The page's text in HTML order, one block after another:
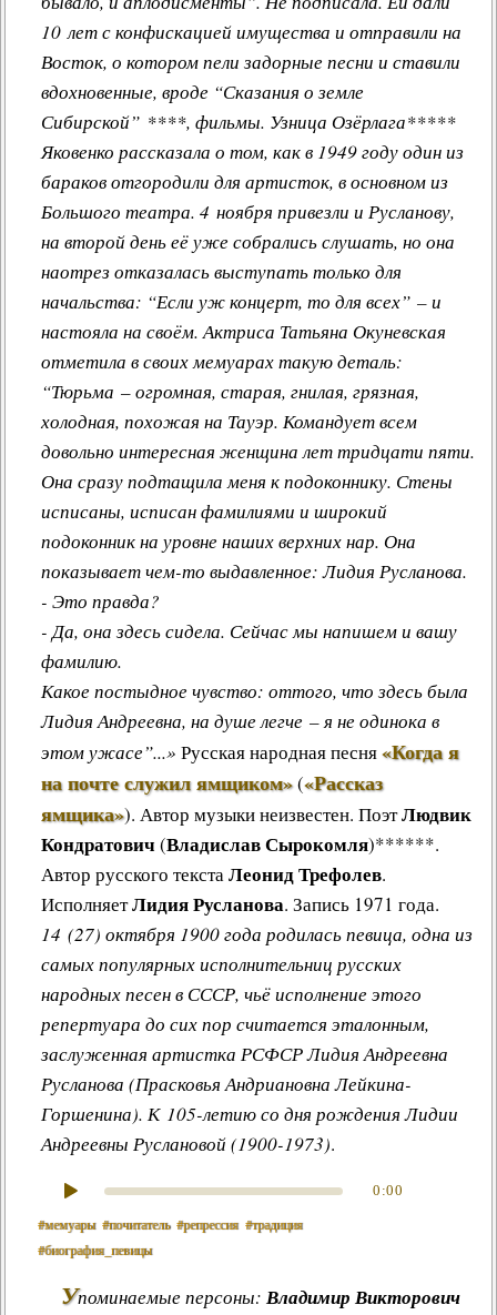
10 лет с конфискацией имущества и отправили на
Восток, о котором пели задорные песни и ставили
вдохновенные, вроде “Сказания о земле
Сибирской” ****, фильмы. Узница Озёрлага*****
Яковенко рассказала о том, как в 1949 году один из
бараков отгородили для артисток, в основном из
Большого театра. 4 ноября привезли и Русланову,
на второй день её уже собрались слушать, но она
наотрез отказалась выступать только для
начальства: “Если уж концерт, то для всех” – и
настояла на своём. Актриса Татьяна Окуневская
отметила в своих мемуарах такую деталь:
“Тюрьма – огромная, старая, гнилая, грязная,
холодная, похожая на Тауэр. Командует всем
довольно интересная женщина лет тридцати пяти.
Она сразу подтащила меня к подоконнику. Стены
исписаны, исписан фамилиями и широкий
подоконник на уровне наших верхних нар. Она
показывает чем-то выдавленное: Лидия Русланова.
- Это правда?
- Да, она здесь сидела. Сейчас мы напишем и вашу
фамилию.
Какое постыдное чувство: оттого, что здесь была
Лидия Андреевна, на душе легче – я не одинока в
этом ужасе”...» Русская народная песня«Когда я
на почте служил ямщиком»(«Рассказ
ямщика»). Автор музыки неизвестен. ПоэтЛюдвик
Кондратович (Владислав Сырокомля)******.
Автор русского текстаЛеонид Трефолев.
ИсполняетЛидия Русланова. Запись 1971 года.
14 (27) октября 1900 года родилась певица, одна из
самых популярных исполнительниц русских
народных песен в СССР, чьё исполнение этого
репертуара до сих пор считается эталонным,
заслуженная артистка РСФСРЛидия Андреевна
Русланова (Прасковья Андриановна Лейкина-
Горшенина). К 105-летию со дня рождения Лидии
Андреевны Руслановой (1900-1973).
0:00
#мемуары #почитатель #репрессия #традиция
#биография_певицы
Упоминаемые персоны: Владимир Викторович